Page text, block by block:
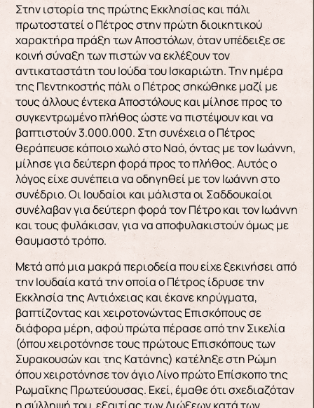
Στην ιστορία της πρώτης Εκκλησίας και πάλι
πρωτοστατεί ο Πέτρος στην πρώτη διοικητικού
χαρακτήρα πράξη των Αποστόλων, όταν υπέδειξε σε
κοινή σύναξη των πιστών να εκλέξουν τον
αντικαταστάτη του Ιούδα του Ισκαριώτη. Την ημέρα
της Πεντηκοστής πάλι ο Πέτρος σηκώθηκε μαζί με
τους άλλους έντεκα Αποστόλους και μίλησε προς το
συγκεντρωμένο πλήθος ώστε να πιστέψουν και να
βαπτιστούν 3.000.000. Στη συνέχεια ο Πέτρος
θεράπευσε κάποιο χωλό στο Ναό, όντας με τον Ιωάννη,
μίλησε για δεύτερη φορά προς το πλήθος. Αυτός ο
λόγος είχε συνέπεια να οδηγηθεί με τον Ιωάννη στο
συνέδριο. Οι Ιουδαίοι και μάλιστα οι Σαδδουκαίοι
συνέλαβαν για δεύτερη φορά τον Πέτρο και τον Ιωάννη
και τους φυλάκισαν, για να αποφυλακιστούν όμως με
θαυμαστό τρόπο.
Μετά από μια μακρά περιοδεία που είχε ξεκινήσει από
την Ιουδαία κατά την οποία ο Πέτρος ίδρυσε την
Εκκλησία της Αντιόχειας και έκανε κηρύγματα,
βαπτίζοντας και χειροτονώντας Επισκόπους σε
διάφορα μέρη, αφού πρώτα πέρασε από την Σικελία
(όπου χειροτόνησε τους πρώτους Επισκόπους των
Συρακουσών και της Κατάνης) κατέληξε στη Ρώμη
όπου χειροτόνησε τον άγιο Λίνο πρώτο Επίσκοπο της
Ρωμαΐκης Πρωτεύουσας. Εκεί, έμαθε ότι σχεδιαζόταν